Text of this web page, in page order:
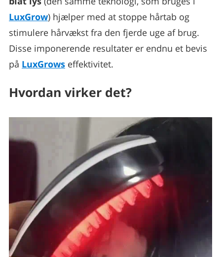
LuxGrow) hjælper med at stoppe hårtab og
stimulere hårvækst fra den fjerde uge af brug.
Disse imponerende resultater er endnu et bevis
på LuxGrows effektivitet.
Hvordan virker det?